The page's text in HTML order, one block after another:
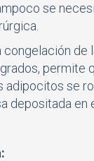
se
congelación de
permite
adipocitos se
depositada en